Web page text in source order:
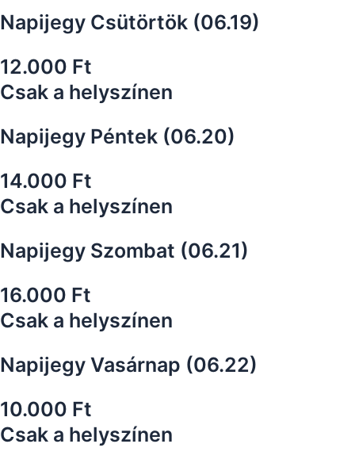
Napijegy Csütörtök (06.19)
12.000 Ft
Csak a helyszínen
Napijegy Péntek (06.20)
14.000 Ft
Csak a helyszínen
Napijegy Szombat (06.21)
16.000 Ft
Csak a helyszínen
Napijegy Vasárnap (06.22)
10.000 Ft
Csak a helyszínen